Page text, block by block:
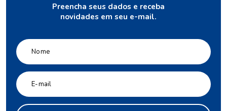
Preencha seus dados e receba
novidades em seu e-mail.